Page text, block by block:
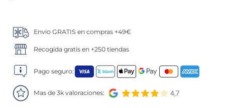
Envío GRATIS en compras +49€
Recogida gratis en +250 tiendas
Pago seguro:
Mas de 3k valoraciones:
. gambon
9. listísimos
10. pollo